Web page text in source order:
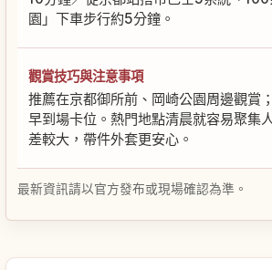
園」下車步行約5分鐘。
觀賞技巧與注意事項
推薦在京都御所前、岡崎公園周邊觀賞
早到場卡位。熱門地點清晨就容易聚集
差較大，帶件外套更安心。
最新資訊請以官方發布或現場確認為準。